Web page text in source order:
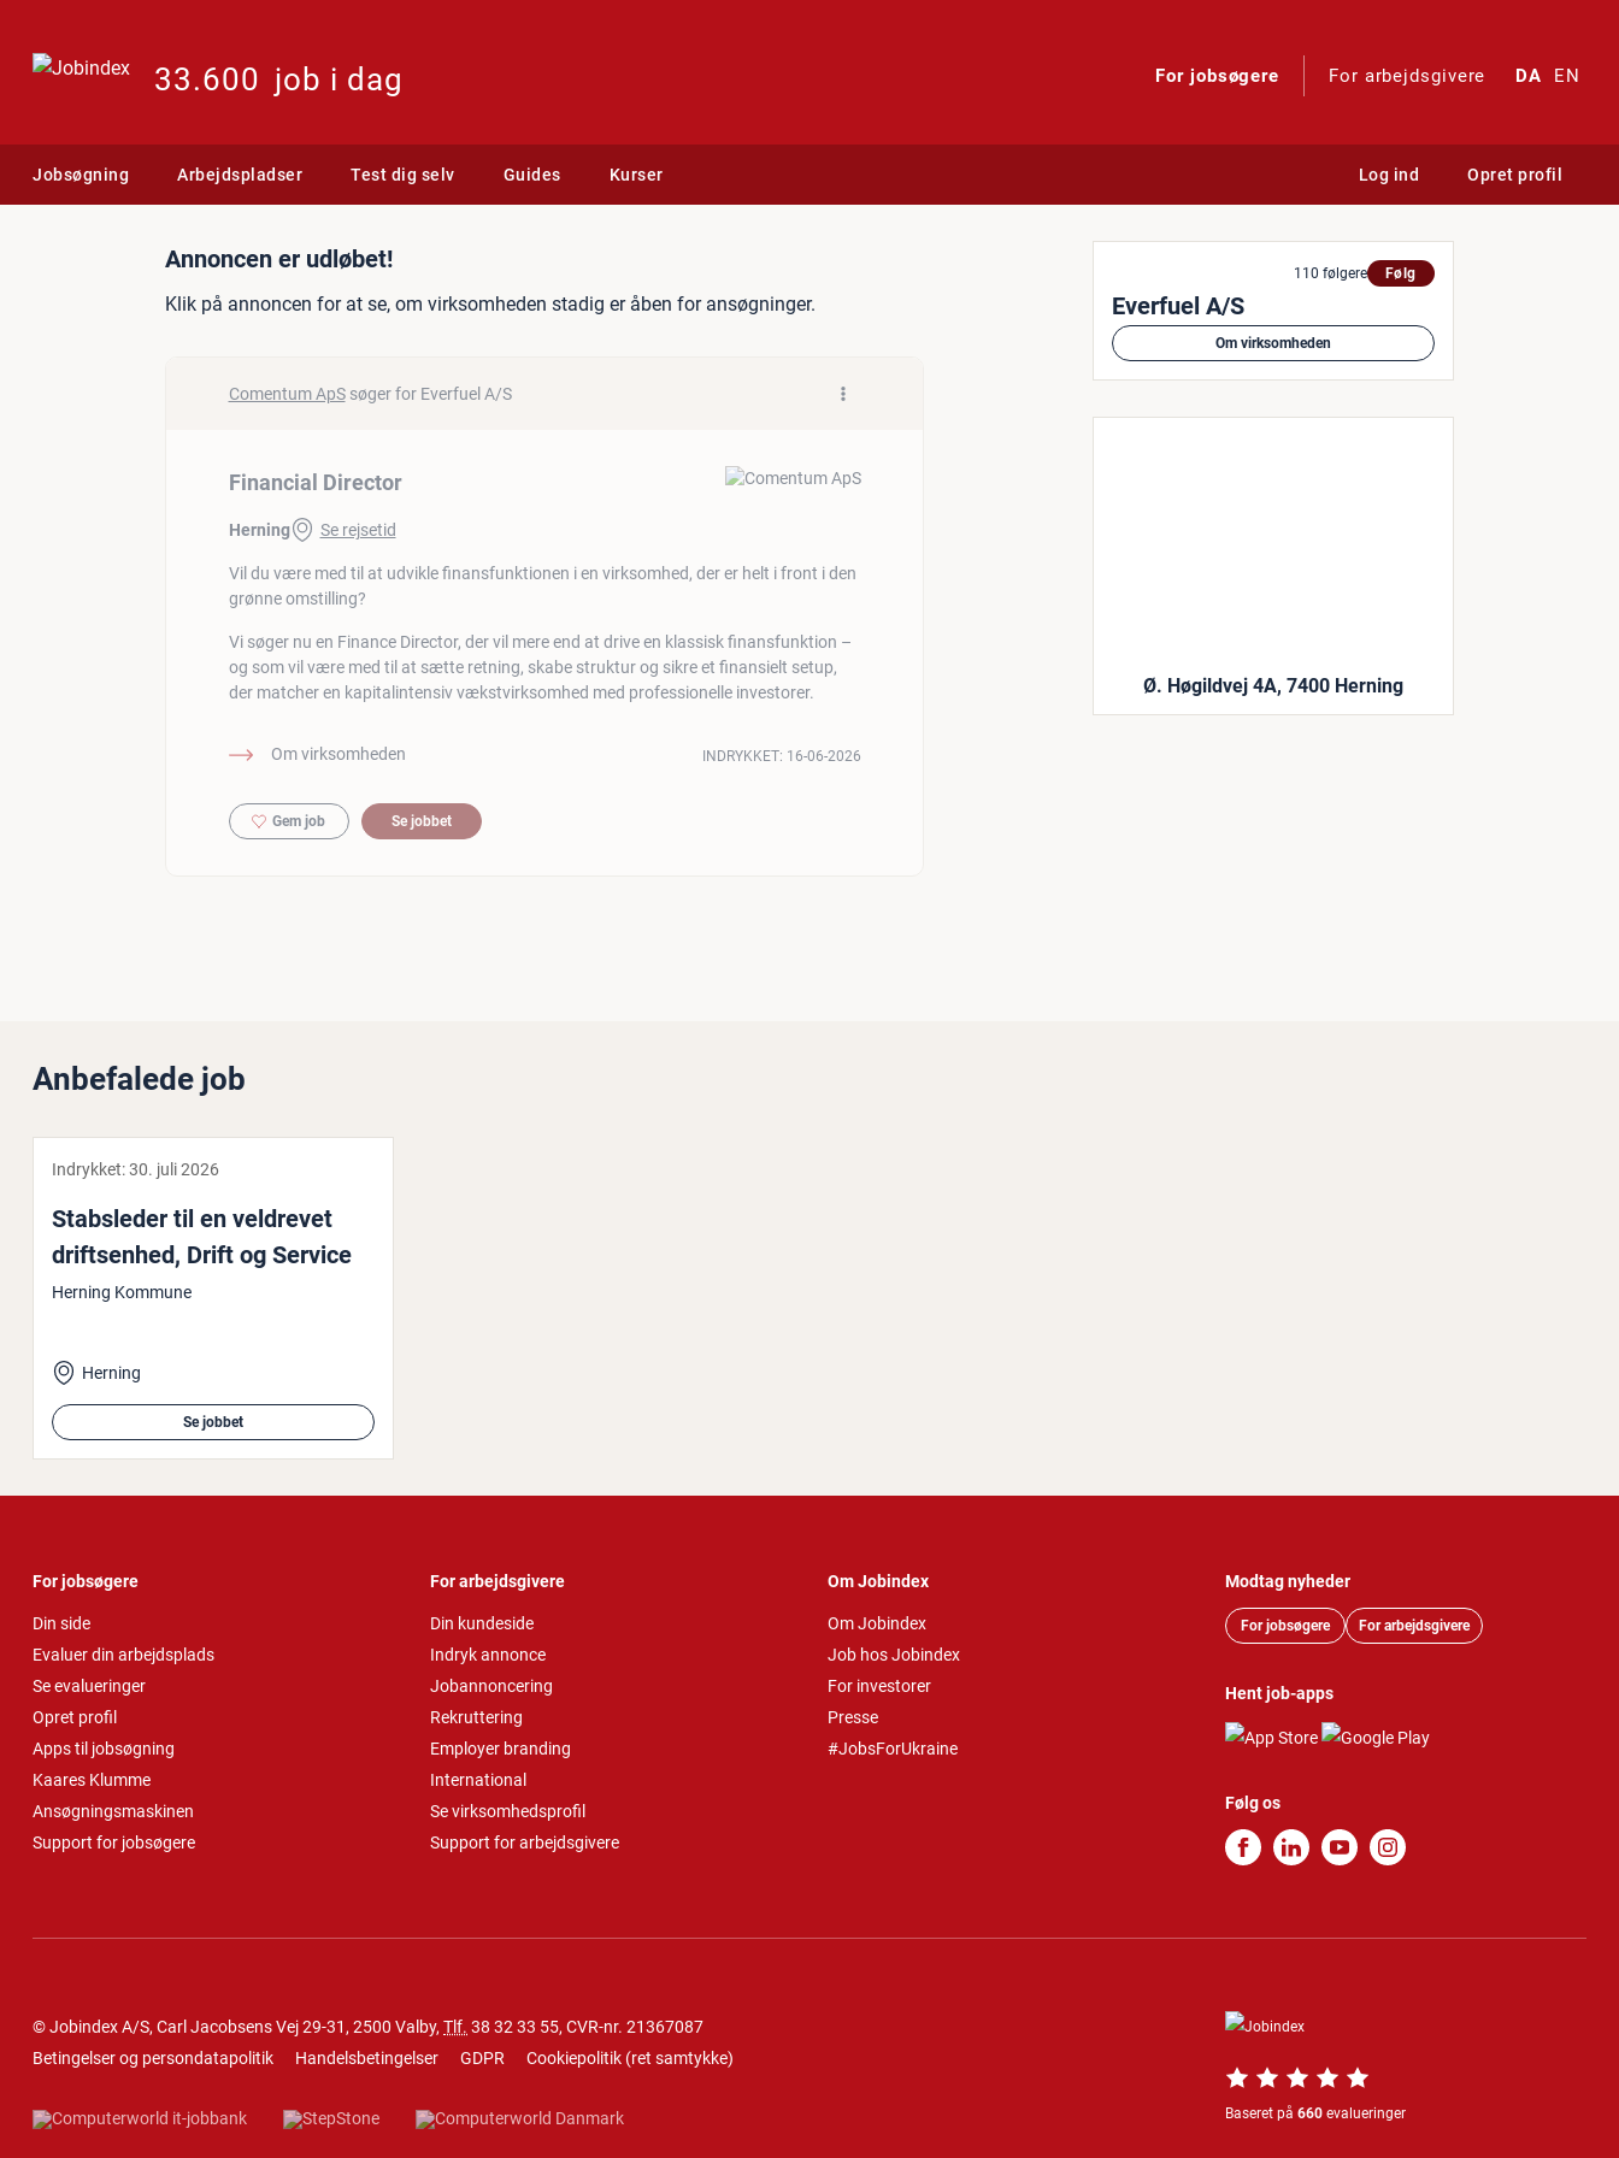
33.600 job i dag For jobsøgere For arbejdsgivere DA EN
Jobsøgning Arbejdspladser Test dig selv Guides Kurser Log ind Opret profil
Jobannonce: Financial Director
Annoncen er udløbet!
Klik på annoncen for at se, om virksomheden stadig er åben for ansøgninger.
Comentum ApSsøger for Everfuel A/S
Financial Director
Herning Se rejsetid
Vil du være med til at udvikle finansfunktionen i en virksomhed, der er helt i front i den
grønne omstilling?
Vi søger nu en Finance Director, der vil mere end at drive en klassisk finansfunktion –
og som vil være med til at sætte retning, skabe struktur og sikre et finansielt setup,
der matcher en kapitalintensiv vækstvirksomhed med professionelle investorer.
Om virksomheden INDRYKKET: 16-06-2026
Gem job Se jobbet
110 følgere Følg
Everfuel A/S
Om virksomheden
Ø. Høgildvej 4A, 7400 Herning
Anbefalede job
Indrykket:30. juli 2026
Stabs­le­der til en veldrevet
drift­sen­hed, Drift og Service
Herning Kommune
Herning
Se jobbet
For jobsøgere
Din side
Evaluer din arbejdsplads
Se evalueringer
Opret profil
Apps til jobsøgning
Kaares Klumme
Ansøgningsmaskinen
Support for jobsøgere
For arbejdsgivere
Din kundeside
Indryk annonce
Jobannoncering
Rekruttering
Employer branding
International
Se virksomhedsprofil
Support for arbejdsgivere
Om Jobindex
Om Jobindex
Job hos Jobindex
For investorer
Presse
#JobsForUkraine
Modtag nyheder
For jobsøgere For arbejdsgivere
Hent job-apps
Følg os
© Jobindex A/S, Carl Jacobsens Vej 29-31, 2500 Valby, Tlf. 38 32 33 55, CVR-nr. 21367087
Betingelser og persondatapolitik
Handelsbetingelser GDPR Cookiepolitik (ret samtykke)
Baseret på 660 evalueringer